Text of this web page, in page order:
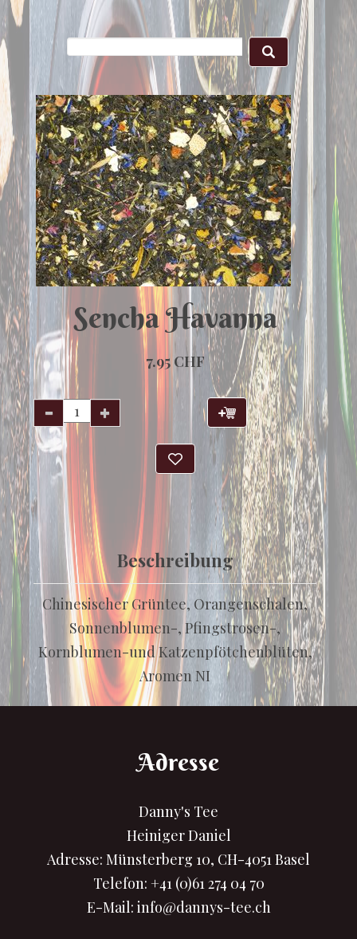
Sencha Havanna
7.95 CHF
Beschreibung
Chinesischer Grüntee, Orangenschalen,
Sonnenblumen-, Pfingstrosen-,
Kornblumen-und Katzenpfötchenblüten,
Aromen NI
Adresse
Danny's Tee
Heiniger Daniel
Adresse: Münsterberg 10, CH-4051 Basel
Telefon: +41 (0)61 274 04 70
E-Mail: info@dannys-tee.ch